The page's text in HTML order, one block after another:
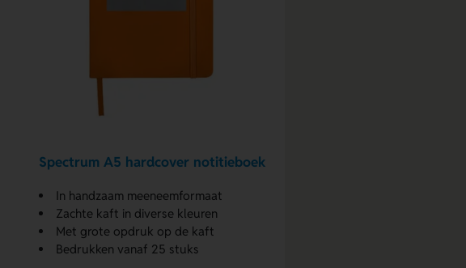
Spectrum A5 hardcover notitieboek
In handzaam meeneemformaat
Zachte kaft in diverse kleuren
Met grote opdruk op de kaft
Bedrukken vanaf 25 stuks